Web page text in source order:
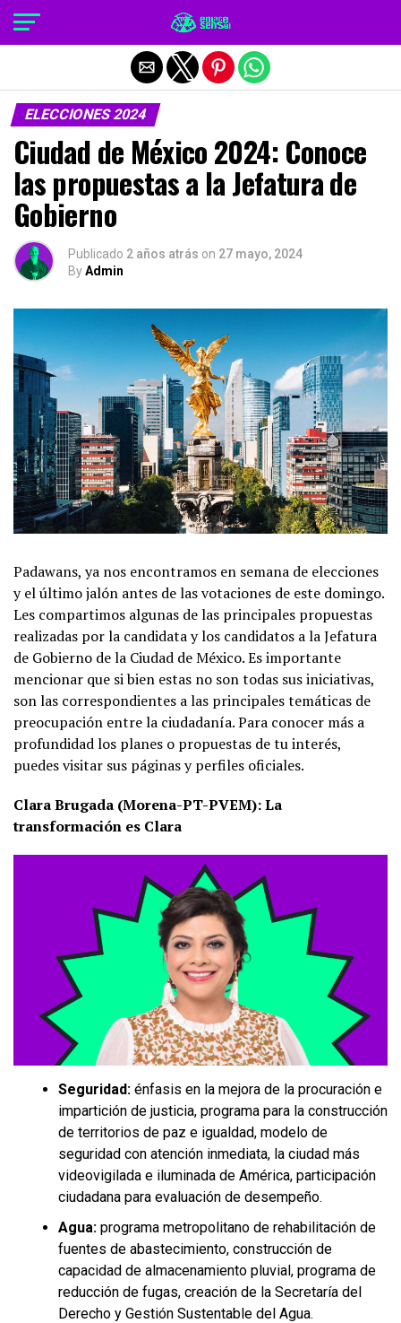
ELECCIONES 2024
Ciudad de México 2024: Conoce
las propuestas a la Jefatura de
Gobierno
Publicado 2 años atrás on 27 mayo, 2024
ByAdmin
Padawans, ya nos encontramos en semana de elecciones
y el último jalón antes de las votaciones de este domingo.
Les compartimos algunas de las principales propuestas
realizadas por la candidata y los candidatos a la Jefatura
de Gobierno de la Ciudad de México. Es importante
mencionar que si bien estas no son todas sus iniciativas,
son las correspondientes a las principales temáticas de
preocupación entre la ciudadanía. Para conocer más a
profundidad los planes o propuestas de tu interés,
puedes visitar sus páginas y perfiles oficiales.
Clara Brugada (Morena-PT-PVEM): La
transformación es Clara
Seguridad: énfasis en la mejora de la procuración e
impartición de justicia, programa para la construcción
de territorios de paz e igualdad, modelo de
seguridad con atención inmediata, la ciudad más
videovigilada e iluminada de América, participación
ciudadana para evaluación de desempeño.
Agua: programa metropolitano de rehabilitación de
fuentes de abastecimiento, construcción de
capacidad de almacenamiento pluvial, programa de
reducción de fugas, creación de la Secretaría del
Derecho y Gestión Sustentable del Agua.
Salir de la versión móvil